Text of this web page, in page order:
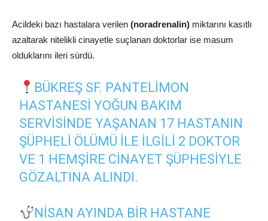
Acildeki bazı hastalara verilen (noradrenalin) miktarını kasıtlı
azaltarak nitelikli cinayetle suçlanan doktorlar ise masum
olduklarını ileri sürdü.
BÜKREŞ SF. PANTELIMON
HASTANESI YOĞUN BAKIM
SERVISINDE YAŞANAN 17 HASTANIN
ŞÜPHELI ÖLÜMÜ ILE ILGILI 2 DOKTOR
VE 1 HEMŞIRE CINAYET ŞÜPHESIYLE
GÖZALTINA ALINDI.
NISAN AYINDA BIR HASTANE